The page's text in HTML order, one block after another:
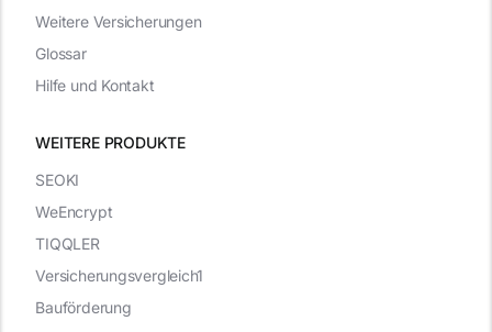
WEITERE PRODUKTE
Weitere Versicherungen
Glossar
Hilfe und Kontakt
SEOKI
WeEncrypt
TIQQLER
Versicherungsvergleich1
Bauförderung